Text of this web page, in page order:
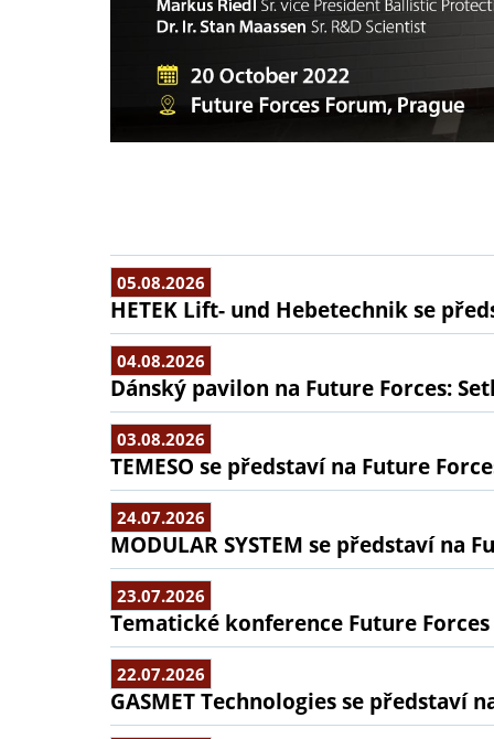
05.08.2026
HETEK Lift- und Hebetechnik se
04.08.2026
Dánský pavilon na Future Forces:
03.08.2026
TEMESO se představí na Future
24.07.2026
MODULAR SYSTEM se představí na
23.07.2026
Tematické konference Future
22.07.2026
GASMET Technologies se představí